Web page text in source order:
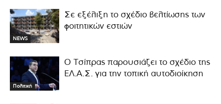
NEWS
Σε εξέλιξη το σχέδιο βελτίωσης των
φοιτητικών εστιών
Πολιτική
Ο Τσίπρας παρουσιάζει το σχέδιο της
ΕΛ.Α.Σ. για την τοπική αυτοδιοίκηση